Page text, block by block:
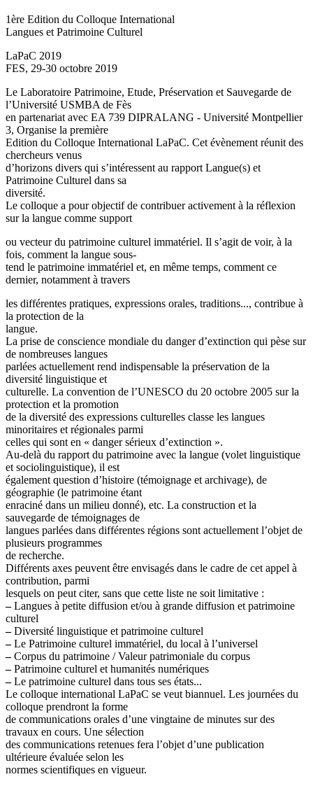
1ère Edition du Colloque International
Langues et Patrimoine Culturel
LaPaC 2019
FES, 29-30 octobre 2019
Le Laboratoire Patrimoine, Etude, Préservation et Sauvegarde de
l’Université USMBA de Fès
en partenariat avec EA 739 DIPRALANG - Université Montpellier
3, Organise la première
Edition du Colloque International LaPaC. Cet évènement réunit des
chercheurs venus
d’horizons divers qui s’intéressent au rapport Langue(s) et
Patrimoine Culturel dans sa
diversité.
Le colloque a pour objectif de contribuer activement à la réflexion
sur la langue comme support
ou vecteur du patrimoine culturel immatériel. Il s’agit de voir, à la
fois, comment la langue sous-
tend le patrimoine immatériel et, en même temps, comment ce
dernier, notamment à travers
les différentes pratiques, expressions orales, traditions..., contribue à
la protection de la
langue.
La prise de conscience mondiale du danger d’extinction qui pèse sur
de nombreuses langues
parlées actuellement rend indispensable la préservation de la
diversité linguistique et
culturelle. La convention de l’UNESCO du 20 octobre 2005 sur la
protection et la promotion
de la diversité des expressions culturelles classe les langues
minoritaires et régionales parmi
celles qui sont en « danger sérieux d’extinction ».
Au-delà du rapport du patrimoine avec la langue (volet linguistique
et sociolinguistique), il est
également question d’histoire (témoignage et archivage), de
géographie (le patrimoine étant
enraciné dans un milieu donné), etc. La construction et la
sauvegarde de témoignages de
langues parlées dans différentes régions sont actuellement l’objet de
plusieurs programmes
de recherche.
Différents axes peuvent être envisagés dans le cadre de cet appel à
contribution, parmi
lesquels on peut citer, sans que cette liste ne soit limitative :
–Langues à petite diffusion et/ou à grande diffusion et patrimoine
culturel
–Diversité linguistique et patrimoine culturel
–Le Patrimoine culturel immatériel, du local à l’universel
–Corpus du patrimoine / Valeur patrimoniale du corpus
–Patrimoine culturel et humanités numériques
–Le patrimoine culturel dans tous ses états...
Le colloque international LaPaC se veut biannuel. Les journées du
colloque prendront la forme
de communications orales d’une vingtaine de minutes sur des
travaux en cours. Une sélection
des communications retenues fera l’objet d’une publication
ultérieure évaluée selon les
normes scientifiques en vigueur.